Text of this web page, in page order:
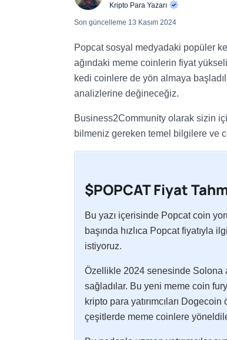
Kripto Para Yazarı
Son güncelleme 13 Kasım 2024
Popcat sosyal medyadaki popüler
ağındaki meme coinlerin fiyat
kedi coinlere de yön almaya
analizlerine değineceğiz.
Business2Community olarak sizin
bilmeniz gereken temel bilgilere ve
$POPCAT Fiyat
Bu yazı içerisinde Popcat coin
başında hızlıca Popcat fiyatıyla
istiyoruz.
Özellikle 2024 senesinde Solona
sağladılar. Bu yeni meme coin
kripto para yatırımcıları
çeşitlerde meme coinlere